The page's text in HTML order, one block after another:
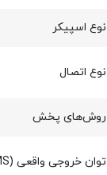
نوع اسپیکر
نوع اتصال
روش‌های پخش
توان خروجی واقعی (RMS)